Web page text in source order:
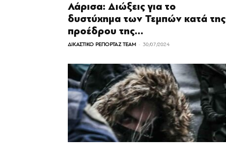
Λάρισα: Διώξεις για το
δυστύχημα των Τεμπών κατά της
προέδρου της...
ΔΙΚΑΣΤΙΚΟ ΡΕΠΟΡΤΑΖ TEAM - 30/07/2024